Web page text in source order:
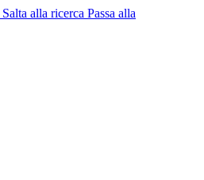
Salta alla ricerca Passa alla